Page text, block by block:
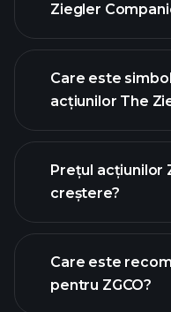
Ziegler
Care este
acțiunilor The
Prețul acțiunilor
creștere?
Care este
pentru ZGCO?